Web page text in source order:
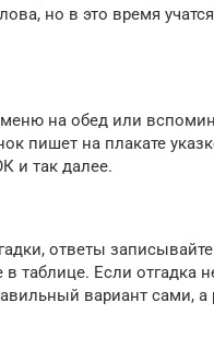
но в это время
на обед или
пишет на плакате
и так далее.
ответы
таблице. Если отгадка
вариант сами, а